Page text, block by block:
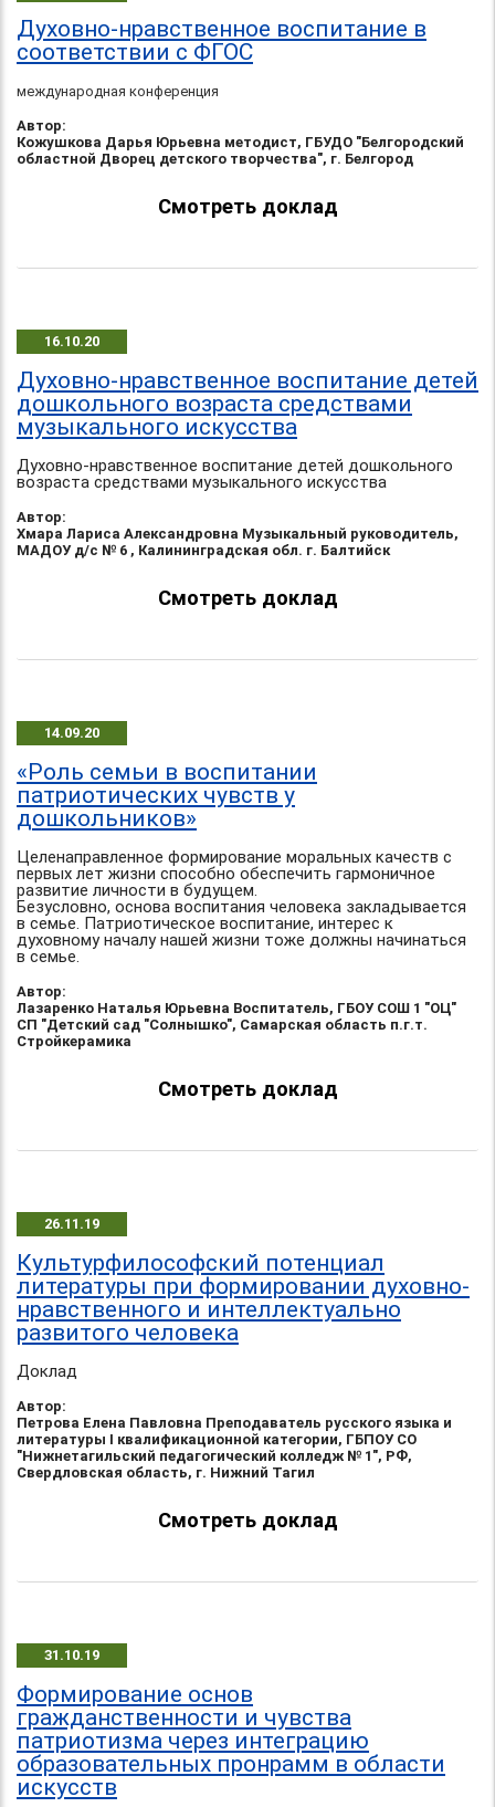
Духовно-нравственное воспитание в
соответствии с ФГОС
международная конференция
Автор:
Кожушкова Дарья Юрьевна методист, ГБУДО "Белгородский
областной Дворец детского творчества", г. Белгород
Смотреть доклад
16.10.20
Духовно-нравственное воспитание детей
дошкольного возраста средствами
музыкального искусства
Духовно-нравственное воспитание детей дошкольного
возраста средствами музыкального искусства
Автор:
Хмара Лариса Александровна Музыкальный руководитель,
МАДОУ д/с № 6 , Калининградская обл. г. Балтийск
Смотреть доклад
14.09.20
«Роль семьи в воспитании
патриотических чувств у
дошкольников»
Целенаправленное формирование моральных качеств с
первых лет жизни способно обеспечить гармоничное
развитие личности в будущем.
Безусловно, основа воспитания человека закладывается
в семье. Патриотическое воспитание, интерес к
духовному началу нашей жизни тоже должны начинаться
в семье.
Автор:
Лазаренко Наталья Юрьевна Воспитатель, ГБОУ СОШ 1 "ОЦ"
СП "Детский сад "Солнышко", Самарская область п.г.т.
Стройкерамика
Смотреть доклад
26.11.19
Культурфилософский потенциал
литературы при формировании духовно-
нравственного и интеллектуально
развитого человека
Доклад
Автор:
Петрова Елена Павловна Преподаватель русского языка и
литературы I квалификационной категории, ГБПОУ СО
"Нижнетагильский педагогический колледж № 1", РФ,
Свердловская область, г. Нижний Тагил
Смотреть доклад
31.10.19
Формирование основ
гражданственности и чувства
патриотизма через интеграцию
образовательных пронрамм в области
искусств